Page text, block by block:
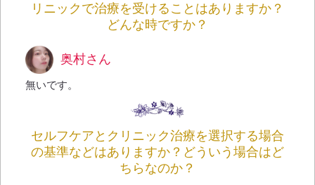
リニックで治療を受けることはありますか？
どんな時ですか？
奥村さん
無いです。
セルフケアとクリニック治療を選択する場合
の基準などはありますか？どういう場合はど
ちらなのか？